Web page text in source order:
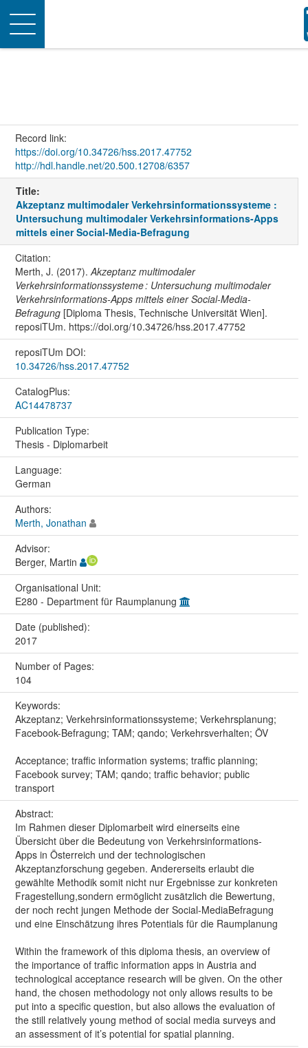
Toggle
navigation
Record link:
https://doi.org/10.34726/hss.2017.47752
http://hdl.handle.net/20.500.12708/6357
Title:
Akzeptanz multimodaler Verkehrsinformationssysteme :
Untersuchung multimodaler Verkehrsinformations-Apps
mittels einer Social-Media-Befragung
Citation:
Merth, J. (2017). Akzeptanz multimodaler
Verkehrsinformationssysteme : Untersuchung multimodaler
Verkehrsinformations-Apps mittels einer Social-Media-
Befragung[Diploma Thesis, Technische Universität Wien].
reposiTUm. https://doi.org/10.34726/hss.2017.47752
reposiTUm DOI:
10.34726/hss.2017.47752
CatalogPlus:
AC14478737
Publication Type:
Thesis - Diplomarbeit
Language:
German
Authors:
Merth, Jonathan
Advisor:
Berger, Martin
Organisational Unit:
E280 - Department für Raumplanung
Date (published):
2017
Number of Pages:
104
Keywords:
Akzeptanz; Verkehrsinformationssysteme; Verkehrsplanung;
Facebook-Befragung; TAM; qando; Verkehrsverhalten; ÖV
Acceptance; traffic information systems; traffic planning;
Facebook survey; TAM; qando; traffic behavior; public
transport
Abstract:
Im Rahmen dieser Diplomarbeit wird einerseits eine
Übersicht über die Bedeutung von Verkehrsinformations-
Apps in Österreich und der technologischen
Akzeptanzforschung gegeben. Andererseits erlaubt die
gewählte Methodik somit nicht nur Ergebnisse zur konkreten
Fragestellung,sondern ermöglicht zusätzlich die Bewertung,
der noch recht jungen Methode der Social-MediaBefragung
und eine Einschätzung ihres Potentials für die Raumplanung
Within the framework of this diploma thesis, an overview of
the importance of traffic information apps in Austria and
technological acceptance research will be given. On the other
hand, the chosen methodology not only allows results to be
put into a specific question, but also allows the evaluation of
the still relatively young method of social media surveys and
an assessment of it’s potential for spatial planning.